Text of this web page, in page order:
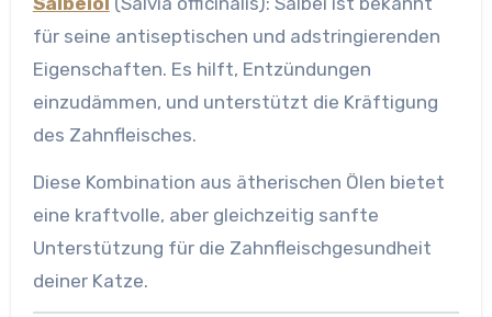
für seine antiseptischen und adstringierenden
Eigenschaften. Es hilft, Entzündungen
einzudämmen, und unterstützt die Kräftigung
des Zahnfleisches.
Diese Kombination aus ätherischen Ölen bietet
eine kraftvolle, aber gleichzeitig sanfte
Unterstützung für die Zahnfleischgesundheit
deiner Katze.